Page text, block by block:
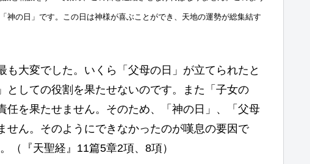
神の日」です。この日は神様が喜ぶことができ、天地の運勢が総集結す
大変でした。いくら「父母の日」が立てられたと
としての役割を果たせないのです。また「子女の
任を果たせません。そのため、「神の日」、「父母
ん。そのようにできなかったのが嘆息の要因で
（『天聖経』11篇5章2項、8項）